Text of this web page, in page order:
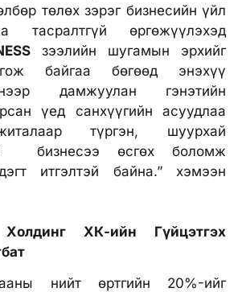
төлөх зэрэг бизнесийн үйл
тасралтгүй өргөжүүлэхэд
зээлийн шугамын эрхийг
байгаа бөгөөд энэхүү
дамжуулан гэнэтийн
үед санхүүгийн асуудлаа
түргэн, шуурхай
бизнесээ өсгөх боломж
итгэлтэй байна.” хэмээн
ХК-ийн Гүйцэтгэх
нийт өртгийн 20%-ийг